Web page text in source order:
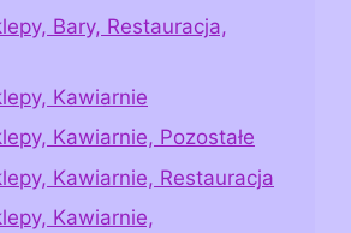
Bary, Restauracja,
Kawiarnie
Kawiarnie, Pozostałe
Kawiarnie, Restauracja
Kawiarnie,